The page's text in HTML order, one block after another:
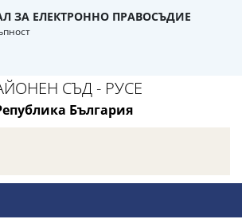
ЗА ЕЛЕКТРОННО ПРАВОСЪДИЕ
СЪД - РУСЕ
България